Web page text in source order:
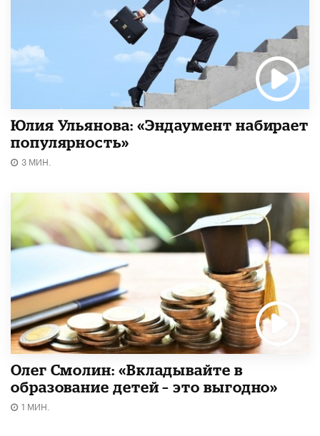
Юлия Ульянова: «Эндаумент набирает
популярность»
3 МИН.
Олег Смолин: «Вкладывайте в
образование детей – это выгодно»
1 МИН.